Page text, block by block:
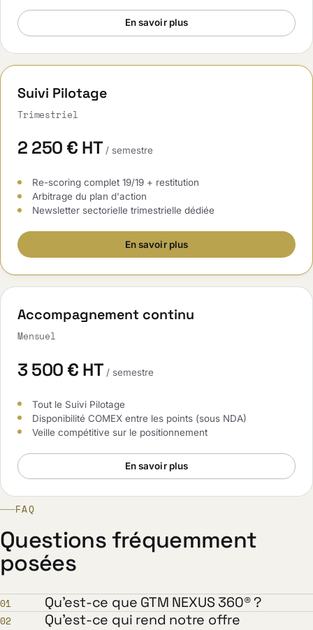
En savoir plus
Suivi Pilotage
Trimestriel
2 250 € HT / semestre
Re-scoring complet 19/19 + restitution
Arbitrage du plan d'action
Newsletter sectorielle trimestrielle dédiée
En savoir plus
Accompagnement continu
Mensuel
3 500 € HT / semestre
Tout le Suivi Pilotage
Disponibilité COMEX entre les points (sous NDA)
Veille compétitive sur le positionnement
En savoir plus
FAQ
Questions fréquemment
posées
01 Qu'est-ce que GTM NEXUS 360® ?
02
Qu'est-ce qui rend notre offre